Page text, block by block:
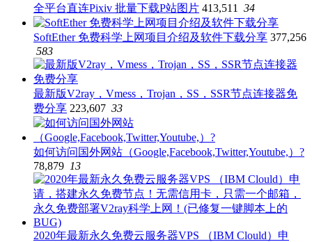
全平台直连Pixiv 批量下载P站图片 413,511 34
SoftEther 免费科学上网项目介绍及软件下载分享 377,256
583
最新版V2ray，Vmess，Trojan，SS，SSR节点连接器免
费分享 223,607 33
如何访问国外网站（Google,Facebook,Twitter,Youtube,）?
78,879 13
2020年最新永久免费云服务器VPS （IBM Clould）申